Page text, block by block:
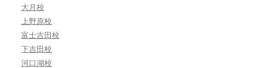
大月校
上野原校
富士吉田校
下吉田校
河口湖校